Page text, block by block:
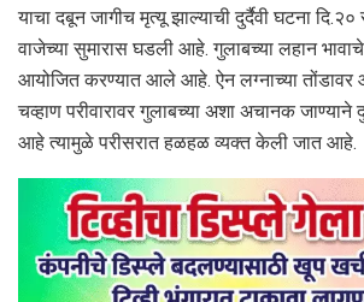
याचा दबून जागीच मृत्यू झाल्याची दुर्दैवी घटना
वाजेच्या सुमारास घडली आहे. गुलाबच्या लहान
आयोजित करण्यात आले आहे. ऐन लग्नाच्या तोंडावर
चव्हाण परीवारावर गुलाबच्या अशा अचानक
आहे त्यामुळे परीसरात हळहळ व्यक्त केली जात आहे.